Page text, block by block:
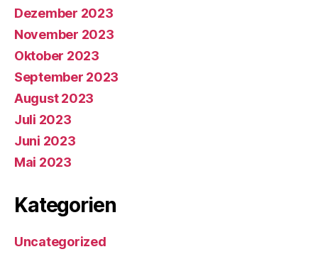
Dezember 2023
November 2023
Oktober 2023
September 2023
August 2023
Juli 2023
Juni 2023
Mai 2023
Kategorien
Uncategorized